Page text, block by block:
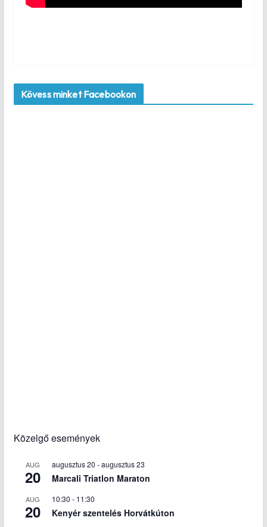
Kövess minket Facebookon
Közelgő események
AUG
20
augusztus 20 -augusztus 23
Marcali Triatlon Maraton
AUG
20
10:30 - 11:30
Kenyér szentelés Horvátkúton